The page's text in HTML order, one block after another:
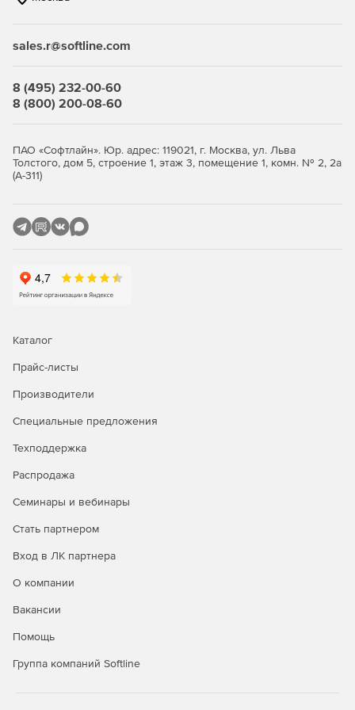
Программа предоставляет инструменты мониторинга
сетевой активности для выявления подозрительных
Расширенные возможности для
администраторов
подобные им задачи автоматизированы, чтобы
сэкономить вам время при развертывании новых систем
Сравнение версий Kaspersky
Security для бизнеса
Защита Windows,
Linux, Mac,
запуска
Windows
Защита
sales.r@softline.com
8 (495) 232-00-60
8 (800) 200-08-60
ПАО «Софтлайн». Юр. адрес: 119021, г. Москва, ул. Льва
Толстого, дом 5, строение 1, этаж 3, помещение 1, комн. № 2, 2а
(А-311)
Каталог
Прайс-листы
Производители
Специальные предложения
Техподдержка
Распродажа
Семинары и вебинары
Стать партнером
Вход в ЛК партнера
О компании
Вакансии
Помощь
Группа компаний Softline